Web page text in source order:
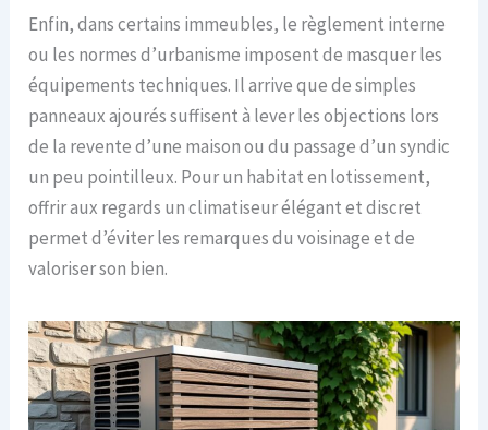
Enfin, dans certains immeubles, le règlement interne
ou les normes d’urbanisme imposent de masquer les
équipements techniques. Il arrive que de simples
panneaux ajourés suffisent à lever les objections lors
de la revente d’une maison ou du passage d’un syndic
un peu pointilleux. Pour un habitat en lotissement,
offrir aux regards un climatiseur élégant et discret
permet d’éviter les remarques du voisinage et de
valoriser son bien.